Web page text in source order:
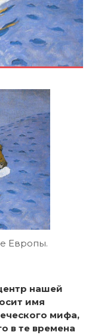
Европы.
нашей
имя
мифа,
в те времена